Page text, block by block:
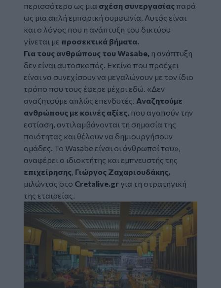
περισσότερο ως μια σχέση συνεργασίαςπαρά
ως μια απλή εμπορική συμφωνία. Αυτός είναι
και ο λόγος που η ανάπτυξη του δικτύου
γίνεται με προσεκτικά βήματα.
Για τους ανθρώπους του Wasabe, η ανάπτυξη
δεν είναι αυτοσκοπός. Εκείνο που προέχει
είναι να συνεχίσουν να μεγαλώνουν με τον ίδιο
τρόπο που τους έφερε μέχρι εδώ. «Δεν
αναζητούμε απλώς επενδυτές. Αναζητούμε
ανθρώπους με κοινές αξίες, που αγαπούν την
εστίαση, αντιλαμβάνονται τη σημασία της
ποιότητας και θέλουν να δημιουργήσουν
ομάδες. Το Wasabe είναι οι άνθρωποί του»,
αναφέρει ο ιδιοκτήτης και εμπνευστής της
επιχείρησης, Γιώργος Ζαχαριουδάκης,
μιλώντας στο Cretalive.gr για τη στρατηγική
της εταιρείας.
Image